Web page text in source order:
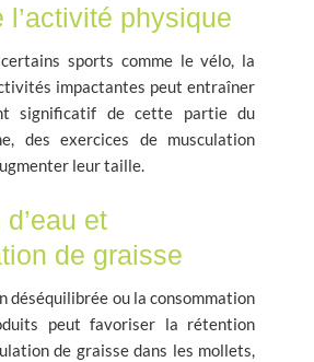
l’activité physique
sports comme le vélo, la
impactantes peut entraîner
significatif de cette partie du
des exercices de musculation
leur taille.
et
de graisse
déséquilibrée ou la consommation
peut favoriser la rétention
de graisse dans les mollets,